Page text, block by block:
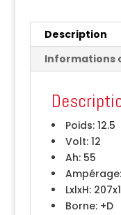
Description
Informations
Poids:12.5
Volt:12
Ah:55
Ampérage:
LxlxH:
Borne:+D